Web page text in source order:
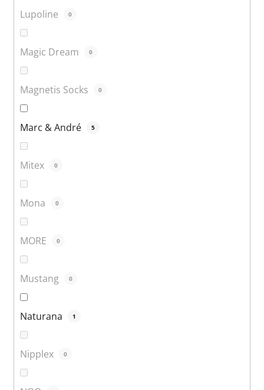
Lupoline 0
Magic Dream 0
Magnetis Socks 0
Marc & André 5
Mitex 0
Mona 0
MORE 0
Mustang 0
Naturana 1
Nipplex 0